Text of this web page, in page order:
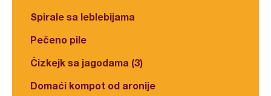
Spirale sa leblebijama
Pečeno pile
Čizkejk sa jagodama (3)
Domaći kompot od aronije